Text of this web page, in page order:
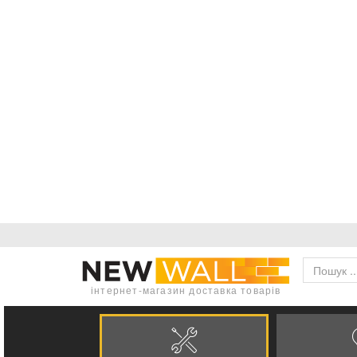
інтернет-магазин доставка товарів